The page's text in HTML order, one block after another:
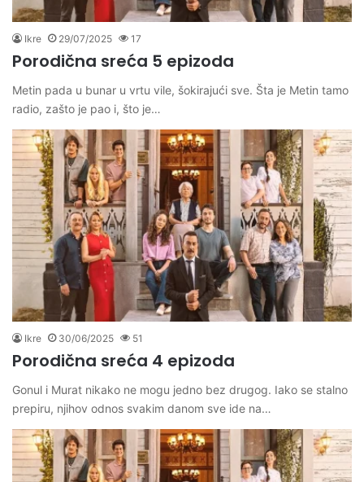
Ikre 29/07/2025 17
Porodična sreća 5 epizoda
Metin pada u bunar u vrtu vile, šokirajući sve. Šta je Metin tamo
radio, zašto je pao i, što je…
Ikre 30/06/2025 51
Porodična sreća 4 epizoda
Gonul i Murat nikako ne mogu jedno bez drugog. Iako se stalno
prepiru, njihov odnos svakim danom sve ide na…